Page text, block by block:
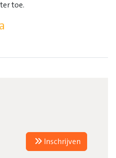
toe.
Inschrijven